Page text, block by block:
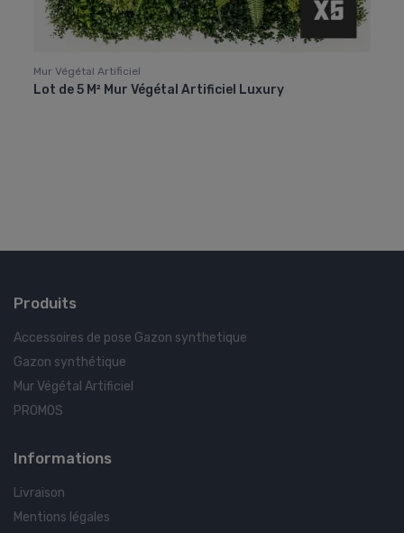
Mur Végétal Artificiel
Lot de 5 M² Mur Végétal Artificiel Luxury
Produits
Accessoires de pose Gazon synthetique
Gazon synthétique
Mur Végétal Artificiel
PROMOS
Informations
Livraison
Mentions légales